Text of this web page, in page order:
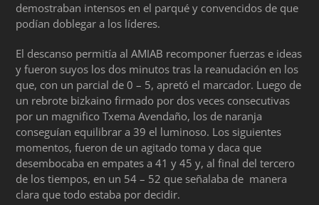
demostraban intensos en el parqué y convencidos de que
podían doblegar a los líderes.
El descanso permitía al AMIAB recomponer fuerzas e ideas
y fueron suyos los dos minutos tras la reanudación en los
que, con un parcial de 0 – 5, apretó el marcador. Luego de
un rebrote bizkaino firmado por dos veces consecutivas
por un magnifico Txema Avendaño, los de naranja
conseguían equilibrar a 39 el luminoso. Los siguientes
momentos, fueron de un agitado toma y daca que
desembocaba en empates a 41 y 45 y, al final del tercero
de los tiempos, en un 54 – 52 que señalaba de manera
clara que todo estaba por decidir.